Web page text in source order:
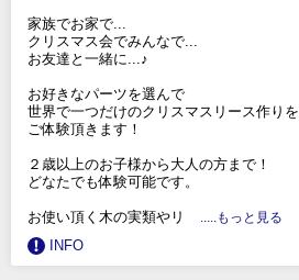
家族でお家で...
クリスマス会でみんなで...
お友達と一緒に...♪
お好きなパーツを選んで
世界で一つだけのクリスマスリース作りを
ご体験頂きます！
２歳以上のお子様から大人の方まで！
どなたでも体験可能です。
お使い頂く木の実類やリ .....もっと見る
INFO